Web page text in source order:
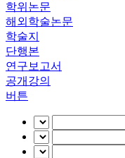
학위논문
해외학술논문
학술지
단행본
연구보고서
공개강의
버튼